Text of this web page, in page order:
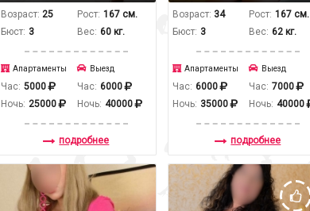
Возраст: 25
Бюст: 3
Рост: 167 см.
Вес: 60 кг.
Апартаменты
Час: 5000
Ночь: 25000
Выезд
Час: 6000
Ночь: 40000
подробнее
Возраст: 34
Бюст: 3
Рост: 167 см.
Вес: 62 кг.
Апартаменты
Час: 6000
Ночь: 35000
Выезд
Час: 7000
Ночь: 40000
подробнее